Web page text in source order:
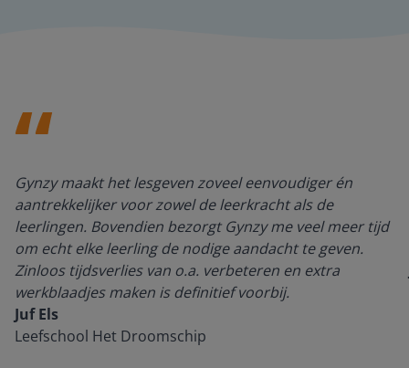
Gynzy maakt het lesgeven zoveel eenvoudiger én
aantrekkelijker voor zowel de leerkracht als de
leerlingen. Bovendien bezorgt Gynzy me veel meer tijd
om echt elke leerling de nodige aandacht te geven.
Zinloos tijdsverlies van o.a. verbeteren en extra
werkblaadjes maken is definitief voorbij.
Juf Els
Leefschool Het Droomschip